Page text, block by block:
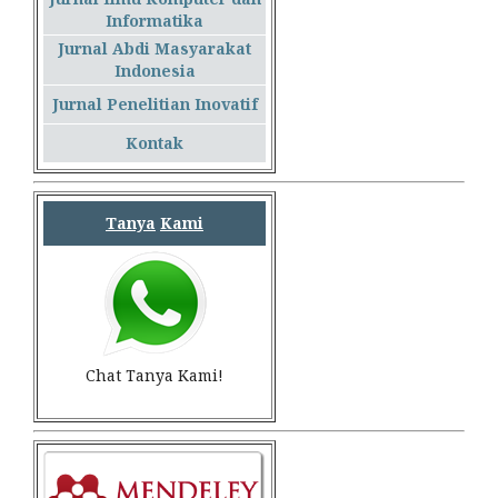
Informatika
Jurnal Abdi Masyarakat
Indonesia
Jurnal Penelitian Inovatif
Kontak
Tanya Kami
Chat Tanya Kami!